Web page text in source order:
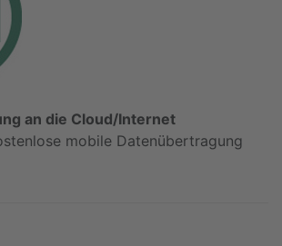
an die Cloud/Internet
mobile Datenübertragung